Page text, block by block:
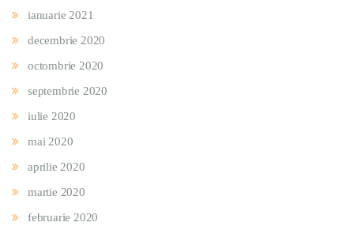
ianuarie 2021
decembrie 2020
octombrie 2020
septembrie 2020
iulie 2020
mai 2020
aprilie 2020
martie 2020
februarie 2020